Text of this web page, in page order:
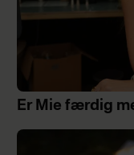
Er Mie færdig